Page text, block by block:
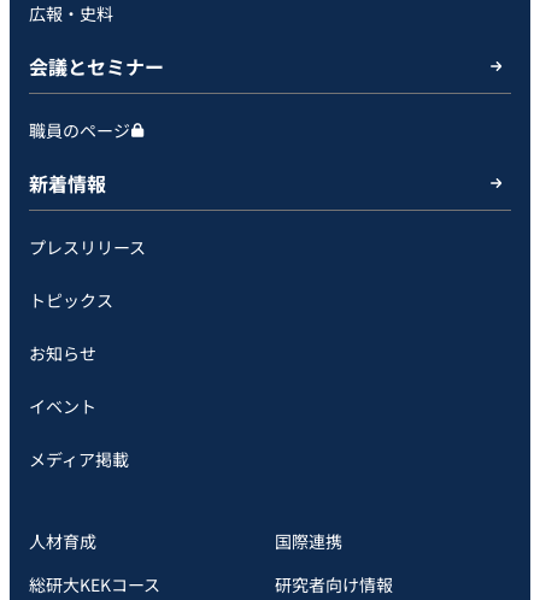
広報・史料
会議とセミナー
職員のページ
新着情報
プレスリリース
トピックス
お知らせ
イベント
メディア掲載
人材育成
国際連携
総研大KEKコース
研究者向け情報